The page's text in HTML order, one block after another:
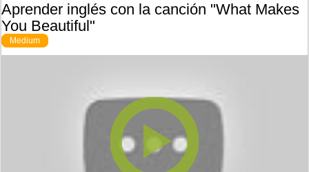
Aprender inglés con la canción "What Makes
You Beautiful"
Medium